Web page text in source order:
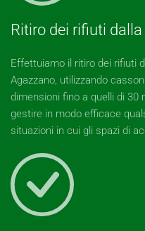
Ritiro dei rifiuti
Effettuiamo il ritiro dei rifiuti
Agazzano, utilizzando
dimensioni fino a quelli di
gestire in modo efficace
situazioni in cui gli spazi di